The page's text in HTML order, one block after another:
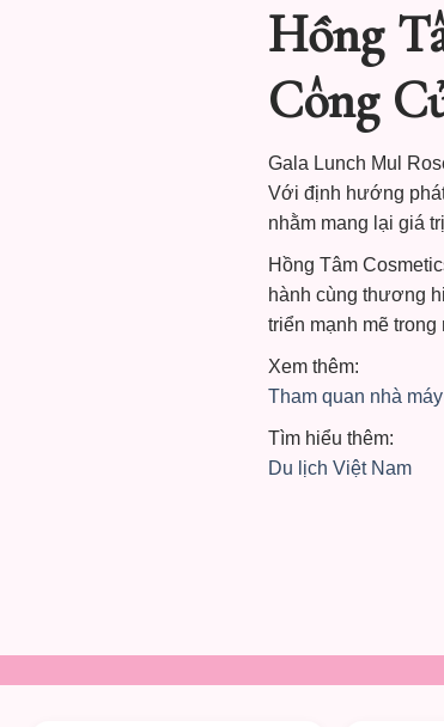
Hồng
Công
Gala Lunch Mul
Với định hướng
nhằm mang lại giá
Hồng Tâm
hành cùng thương
triển mạnh mẽ
Xem thêm:
Tham quan nhà
Tìm hiểu thêm:
Du lịch Việt Nam